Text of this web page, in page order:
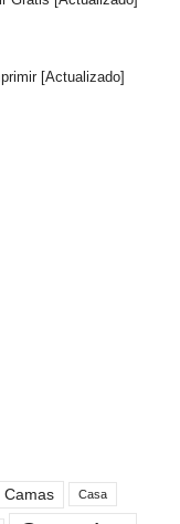
[Actualizado]
Camas Casa